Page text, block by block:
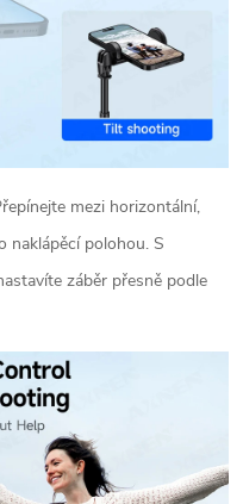
mezi horizontální,
naklápěcí polohou. S
záběr přesně podle